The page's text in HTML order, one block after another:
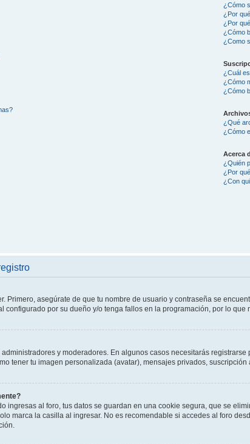
¿Cómo
¿Por
¿Por
¿Cómo
¿Como
¿Cuál
¿Cómo
¿Cómo
¿Qué
¿Cómo
Acerca
¿Quién
¿Por
¿Con
Primero, asegúrate de que tu nombre de usuario y contraseña se
configurado por su dueño y/o tenga fallos en la programación, por lo que
y moderadores. En algunos casos necesitarás
tener tu imagen personalizada (avatar), mensajes privados,
ingresas al foro, tus datos se guardan en una cookie segura, que se
marca la casilla al ingresar. No es recomendable si accedes al foro